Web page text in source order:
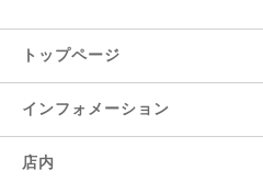
トップページ
インフォメーション
店内